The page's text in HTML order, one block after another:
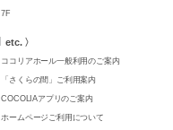
7F
etc. 〉
ココリアホール一般利用のご案内
「さくらの間」ご利用案内
COCOLIAアプリのご案内
ホームページご利用について